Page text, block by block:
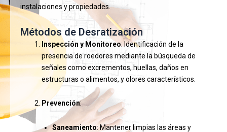
instalaciones y propiedades.
Métodos de Desratización
Inspección y Monitoreo: Identificación de la
presencia de roedores mediante la búsqueda de
señales como excrementos, huellas, daños en
estructuras o alimentos, y olores característicos.
Prevención:
Saneamiento: Mantener limpias las áreas y